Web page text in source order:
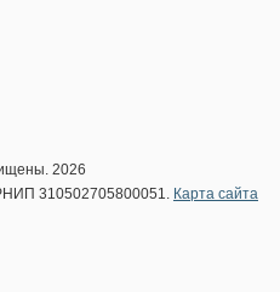
2026
310502705800051. Карта сайта